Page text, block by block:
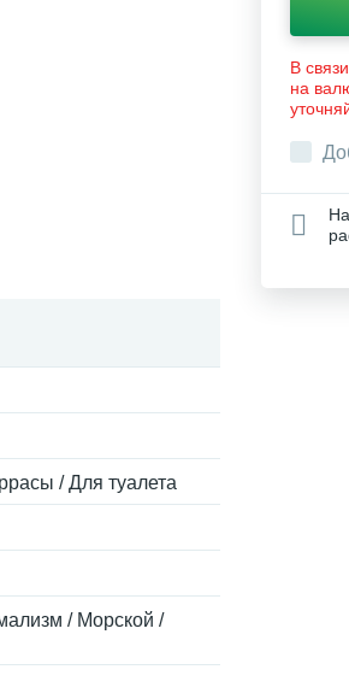
/ Для туалета
/ Морской /
В
на